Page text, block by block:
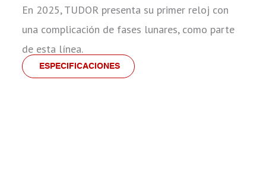
En 2025, TUDOR presenta su primer reloj con
una complicación de fases lunares, como parte
de esta línea.
ESPECIFICACIONES